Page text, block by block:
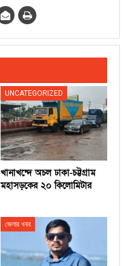
UNCATEGORIZED
খানাখন্দে অচল ঢাকা-চট্টগ্রাম
মহাসড়কের ২০ কিলোমিটার
জেলার খবর